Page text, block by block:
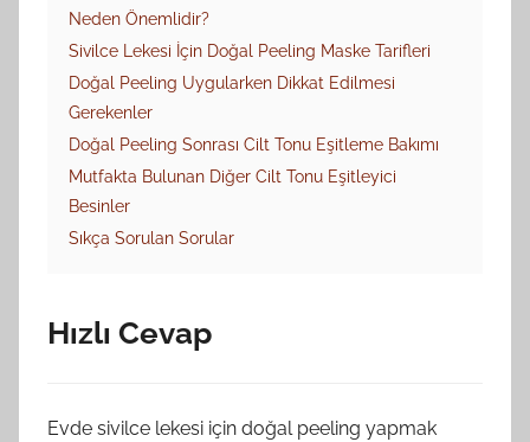
Neden Önemlidir?
Sivilce Lekesi İçin Doğal Peeling Maske Tarifleri
Doğal Peeling Uygularken Dikkat Edilmesi
Gerekenler
Doğal Peeling Sonrası Cilt Tonu Eşitleme Bakımı
Mutfakta Bulunan Diğer Cilt Tonu Eşitleyici
Besinler
Sıkça Sorulan Sorular
Hızlı Cevap
Evde sivilce lekesi için doğal peeling yapmak